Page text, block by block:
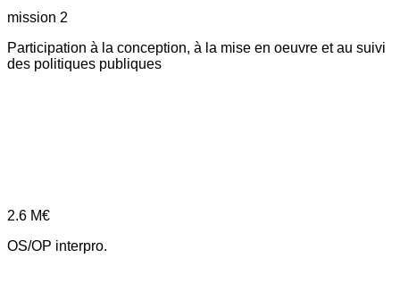
mission 2
Participation à la conception, à la mise en oeuvre et au suivi
des politiques publiques
2.6 M€
OS/OP interpro.